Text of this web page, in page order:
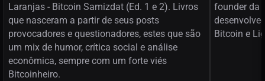
Laranjas - Bitcoin Samizdat (Ed. 1 e 2). Livros
que nasceram a partir de seus posts
provocadores e questionadores, estes que são
um mix de humor, crítica social e análise
econômica, sempre com um forte viés
Bitcoinheiro.
founder da
Bitcoin e